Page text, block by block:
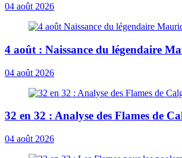
04 août 2026
4 août : Naissance du légendaire
04 août 2026
32 en 32 : Analyse des Flames de
04 août 2026